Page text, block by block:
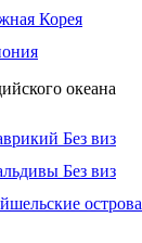
Корея
океана
Без виз
Без виз
острова